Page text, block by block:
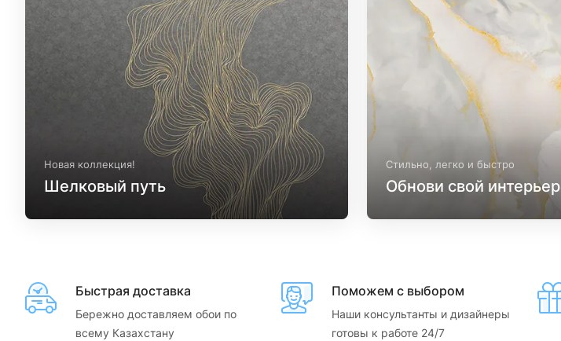
Новая коллекция!
Шелковый путь
Стильно, легко и быстро
Обнови свой интерьер
Быстрая доставка
Бережно доставляем обои по
всему Казахстану
Поможем с выбором
Наши консультанты и дизайнеры
готовы к работе 24/7